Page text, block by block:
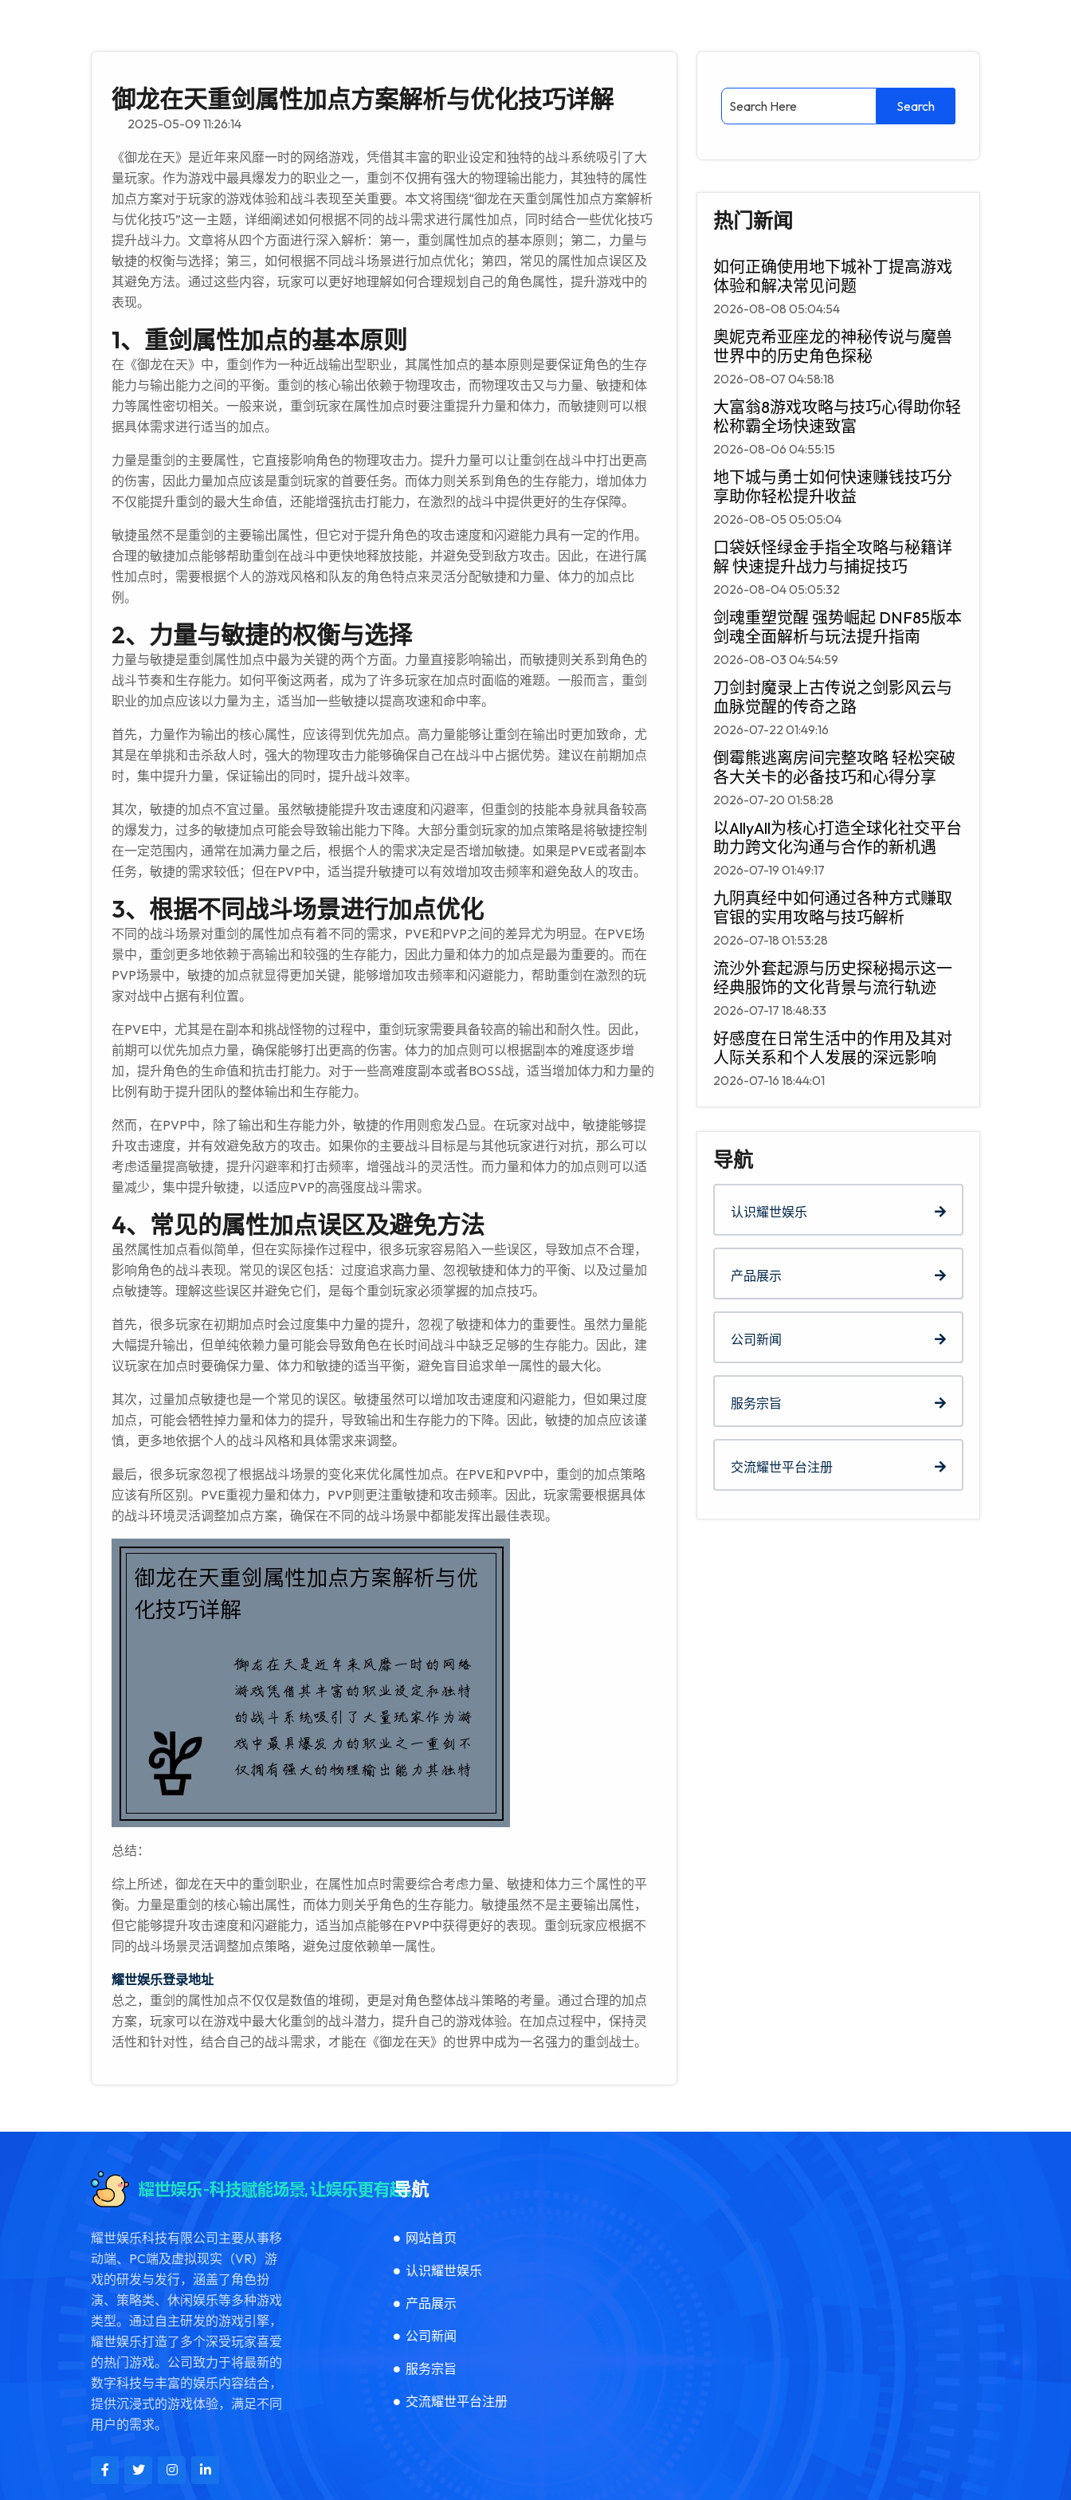
御龙在天重剑属性加点方案解析与优化技巧详解
2025-05-09 11:26:14
《御龙在天》是近年来风靡一时的网络游戏，凭借其丰富的职业设定和独特的战斗系统吸引了大
量玩家。作为游戏中最具爆发力的职业之一，重剑不仅拥有强大的物理输出能力，其独特的属性
加点方案对于玩家的游戏体验和战斗表现至关重要。本文将围绕“御龙在天重剑属性加点方案解析
与优化技巧”这一主题，详细阐述如何根据不同的战斗需求进行属性加点，同时结合一些优化技巧
提升战斗力。文章将从四个方面进行深入解析：第一，重剑属性加点的基本原则；第二，力量与
敏捷的权衡与选择；第三，如何根据不同战斗场景进行加点优化；第四，常见的属性加点误区及
其避免方法。通过这些内容，玩家可以更好地理解如何合理规划自己的角色属性，提升游戏中的
表现。
1、重剑属性加点的基本原则
在《御龙在天》中，重剑作为一种近战输出型职业，其属性加点的基本原则是要保证角色的生存
能力与输出能力之间的平衡。重剑的核心输出依赖于物理攻击，而物理攻击又与力量、敏捷和体
力等属性密切相关。一般来说，重剑玩家在属性加点时要注重提升力量和体力，而敏捷则可以根
据具体需求进行适当的加点。
力量是重剑的主要属性，它直接影响角色的物理攻击力。提升力量可以让重剑在战斗中打出更高
的伤害，因此力量加点应该是重剑玩家的首要任务。而体力则关系到角色的生存能力，增加体力
不仅能提升重剑的最大生命值，还能增强抗击打能力，在激烈的战斗中提供更好的生存保障。
敏捷虽然不是重剑的主要输出属性，但它对于提升角色的攻击速度和闪避能力具有一定的作用。
合理的敏捷加点能够帮助重剑在战斗中更快地释放技能，并避免受到敌方攻击。因此，在进行属
性加点时，需要根据个人的游戏风格和队友的角色特点来灵活分配敏捷和力量、体力的加点比
例。
2、力量与敏捷的权衡与选择
力量与敏捷是重剑属性加点中最为关键的两个方面。力量直接影响输出，而敏捷则关系到角色的
战斗节奏和生存能力。如何平衡这两者，成为了许多玩家在加点时面临的难题。一般而言，重剑
职业的加点应该以力量为主，适当加一些敏捷以提高攻速和命中率。
首先，力量作为输出的核心属性，应该得到优先加点。高力量能够让重剑在输出时更加致命，尤
其是在单挑和击杀敌人时，强大的物理攻击力能够确保自己在战斗中占据优势。建议在前期加点
时，集中提升力量，保证输出的同时，提升战斗效率。
其次，敏捷的加点不宜过量。虽然敏捷能提升攻击速度和闪避率，但重剑的技能本身就具备较高
的爆发力，过多的敏捷加点可能会导致输出能力下降。大部分重剑玩家的加点策略是将敏捷控制
在一定范围内，通常在加满力量之后，根据个人的需求决定是否增加敏捷。如果是PVE或者副本
任务，敏捷的需求较低；但在PVP中，适当提升敏捷可以有效增加攻击频率和避免敌人的攻击。
3、根据不同战斗场景进行加点优化
不同的战斗场景对重剑的属性加点有着不同的需求，PVE和PVP之间的差异尤为明显。在PVE场
景中，重剑更多地依赖于高输出和较强的生存能力，因此力量和体力的加点是最为重要的。而在
PVP场景中，敏捷的加点就显得更加关键，能够增加攻击频率和闪避能力，帮助重剑在激烈的玩
家对战中占据有利位置。
在PVE中，尤其是在副本和挑战怪物的过程中，重剑玩家需要具备较高的输出和耐久性。因此，
前期可以优先加点力量，确保能够打出更高的伤害。体力的加点则可以根据副本的难度逐步增
加，提升角色的生命值和抗击打能力。对于一些高难度副本或者BOSS战，适当增加体力和力量的
比例有助于提升团队的整体输出和生存能力。
然而，在PVP中，除了输出和生存能力外，敏捷的作用则愈发凸显。在玩家对战中，敏捷能够提
升攻击速度，并有效避免敌方的攻击。如果你的主要战斗目标是与其他玩家进行对抗，那么可以
考虑适量提高敏捷，提升闪避率和打击频率，增强战斗的灵活性。而力量和体力的加点则可以适
量减少，集中提升敏捷，以适应PVP的高强度战斗需求。
4、常见的属性加点误区及避免方法
虽然属性加点看似简单，但在实际操作过程中，很多玩家容易陷入一些误区，导致加点不合理，
影响角色的战斗表现。常见的误区包括：过度追求高力量、忽视敏捷和体力的平衡、以及过量加
点敏捷等。理解这些误区并避免它们，是每个重剑玩家必须掌握的加点技巧。
首先，很多玩家在初期加点时会过度集中力量的提升，忽视了敏捷和体力的重要性。虽然力量能
大幅提升输出，但单纯依赖力量可能会导致角色在长时间战斗中缺乏足够的生存能力。因此，建
议玩家在加点时要确保力量、体力和敏捷的适当平衡，避免盲目追求单一属性的最大化。
其次，过量加点敏捷也是一个常见的误区。敏捷虽然可以增加攻击速度和闪避能力，但如果过度
加点，可能会牺牲掉力量和体力的提升，导致输出和生存能力的下降。因此，敏捷的加点应该谨
慎，更多地依据个人的战斗风格和具体需求来调整。
最后，很多玩家忽视了根据战斗场景的变化来优化属性加点。在PVE和PVP中，重剑的加点策略
应该有所区别。PVE重视力量和体力，PVP则更注重敏捷和攻击频率。因此，玩家需要根据具体
的战斗环境灵活调整加点方案，确保在不同的战斗场景中都能发挥出最佳表现。
总结：
综上所述，御龙在天中的重剑职业，在属性加点时需要综合考虑力量、敏捷和体力三个属性的平
衡。力量是重剑的核心输出属性，而体力则关乎角色的生存能力。敏捷虽然不是主要输出属性，
但它能够提升攻击速度和闪避能力，适当加点能够在PVP中获得更好的表现。重剑玩家应根据不
同的战斗场景灵活调整加点策略，避免过度依赖单一属性。
耀世娱乐登录地址
总之，重剑的属性加点不仅仅是数值的堆砌，更是对角色整体战斗策略的考量。通过合理的加点
方案，玩家可以在游戏中最大化重剑的战斗潜力，提升自己的游戏体验。在加点过程中，保持灵
活性和针对性，结合自己的战斗需求，才能在《御龙在天》的世界中成为一名强力的重剑战士。
热门新闻
如何正确使用地下城补丁提高游戏
体验和解决常见问题
2026-08-08 05:04:54
奥妮克希亚座龙的神秘传说与魔兽
世界中的历史角色探秘
2026-08-07 04:58:18
大富翁8游戏攻略与技巧心得助你轻
松称霸全场快速致富
2026-08-06 04:55:15
地下城与勇士如何快速赚钱技巧分
享助你轻松提升收益
2026-08-05 05:05:04
口袋妖怪绿金手指全攻略与秘籍详
解 快速提升战力与捕捉技巧
2026-08-04 05:05:32
剑魂重塑觉醒 强势崛起 DNF85版本
剑魂全面解析与玩法提升指南
2026-08-03 04:54:59
刀剑封魔录上古传说之剑影风云与
血脉觉醒的传奇之路
2026-07-22 01:49:16
倒霉熊逃离房间完整攻略 轻松突破
各大关卡的必备技巧和心得分享
2026-07-20 01:58:28
以AllyAll为核心打造全球化社交平台
助力跨文化沟通与合作的新机遇
2026-07-19 01:49:17
九阴真经中如何通过各种方式赚取
官银的实用攻略与技巧解析
2026-07-18 01:53:28
流沙外套起源与历史探秘揭示这一
经典服饰的文化背景与流行轨迹
2026-07-17 18:48:33
好感度在日常生活中的作用及其对
人际关系和个人发展的深远影响
2026-07-16 18:44:01
导航
认识耀世娱乐
产品展示
公司新闻
服务宗旨
交流耀世平台注册
耀世娱乐科技有限公司主要从事移
动端、PC端及虚拟现实（VR）游
戏的研发与发行，涵盖了角色扮
演、策略类、休闲娱乐等多种游戏
类型。通过自主研发的游戏引擎，
耀世娱乐打造了多个深受玩家喜爱
的热门游戏。公司致力于将最新的
数字科技与丰富的娱乐内容结合，
提供沉浸式的游戏体验，满足不同
用户的需求。
导航
网站首页
认识耀世娱乐
产品展示
公司新闻
服务宗旨
交流耀世平台注册